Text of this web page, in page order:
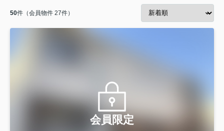
50件（会員物件 27件）
会員限定